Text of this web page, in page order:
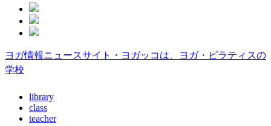
ヨガ情報ニュースサイト・ヨガッコは、ヨガ・ピラティスの
学校
library
class
teacher